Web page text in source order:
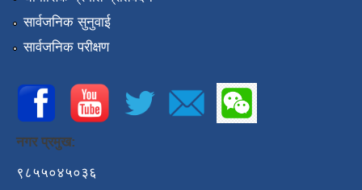
सार्वजनिक सुनुवाई
सार्वजनिक परीक्षण
नगर प्रमुख:
९८५५०४५०३६